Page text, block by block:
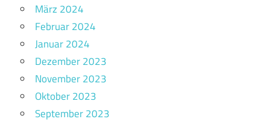
März 2024
Februar 2024
Januar 2024
Dezember 2023
November 2023
Oktober 2023
September 2023